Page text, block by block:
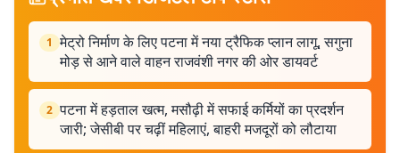
1 मेट्रो निर्माण के लिए पटना में नया ट्रैफिक प्लान लागू, सगुना
मोड़ से आने वाले वाहन राजवंशी नगर की ओर डायवर्ट
2 पटना में हड़ताल खत्म, मसौढ़ी में सफाई कर्मियों का प्रदर्शन
जारी; जेसीबी पर चढ़ीं महिलाएं, बाहरी मजदूरों को लौटाया